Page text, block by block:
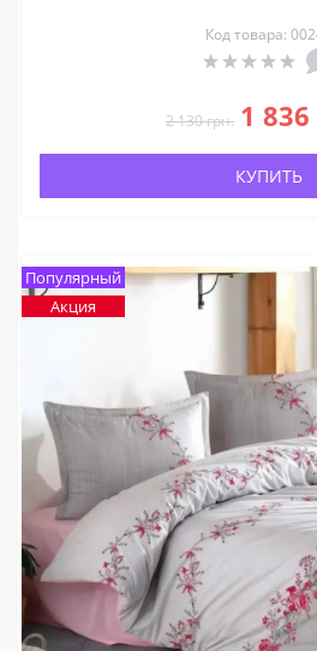
Код товара:
2 130 грн. 1
КУПИТЬ
Популярный
Акция